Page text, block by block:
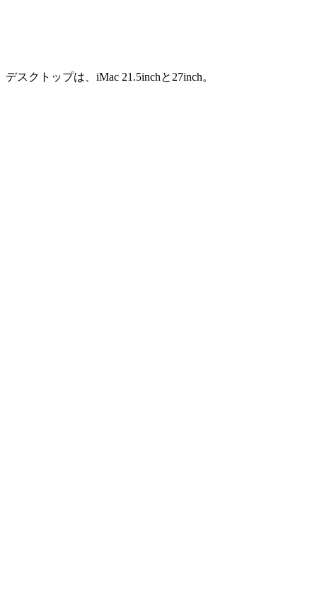
デスクトップは、iMac 21.5inchと27inch。